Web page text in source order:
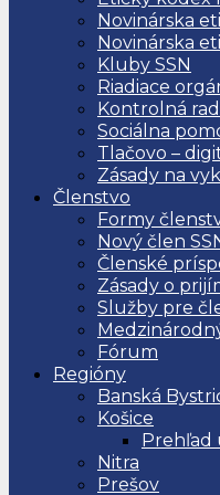
Novinárska
Novinárska
Kluby SSN
Riadiace
Kontrolná
Sociálna
Tlačovo –
Zásady na
Členstvo
Formy
Nový člen
Členské
Zásady o
Služby pre
Fórum
Regióny
Banská
Košice
Prehľad
Nitra
Prešov